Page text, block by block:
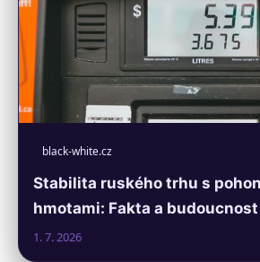
black-white.cz
Stabilita ruského trhu s
hmotami: Fakta a budoucnost
1. 7. 2026